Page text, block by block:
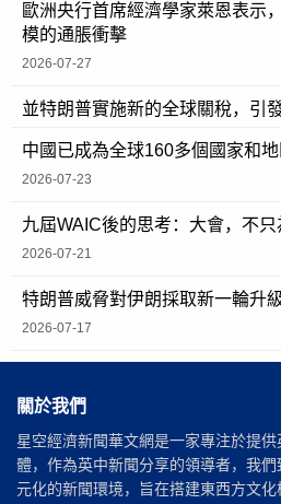
歐洲央行首席經濟學家萊恩表示
模的通脹衝擊
2026-07-27
並特朗普實施新的全球關稅，引
中國已成為全球160多個國家和
2026-07-23
九屆WAIC後的思考：大會，不只
2026-07-21
特朗普威脅對伊朗採取新一輪升
2026-07-17
關於我們
星空經濟新聞華文網是一家專注於提
體，作為英中新聞分享的領導者，我
元化的新聞環境，旨在搭建東西方文